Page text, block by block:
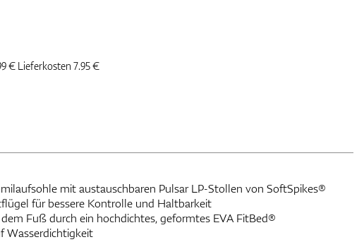
€ Lieferkosten 7.95 €
mit austauschbaren Pulsar LP-Stollen von SoftSpikes®
für bessere Kontrolle und Haltbarkeit
Fuß durch ein hochdichtes, geformtes EVA FitBed®
Wasserdichtigkeit